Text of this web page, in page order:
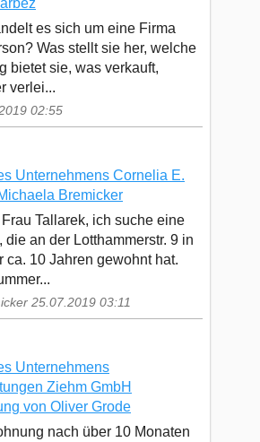
es sich um eine Firma
Was stellt sie her, welche
bietet sie, was verkauft,
verlei...
02:55
Unternehmens Cornelia E.
Bremicker
Tallarek, ich suche eine
die an der Lotthammerstr. 9 in
ca. 10 Jahren gewohnt hat.
25.07.2019 03:11
Unternehmens
Ziehm GmbH
von Oliver Grode
nach über 10 Monaten